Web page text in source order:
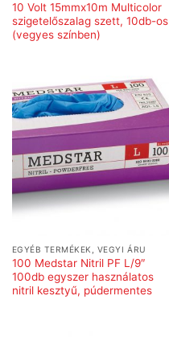
10 Volt 15mmx10m Multicolor
szigetelőszalag szett, 10db-os
(vegyes színben)
EGYÉB TERMÉKEK, VEGYI ÁRU
100 Medstar Nitril PF L/9″
100db egyszer használatos
nitril kesztyű, púdermentes